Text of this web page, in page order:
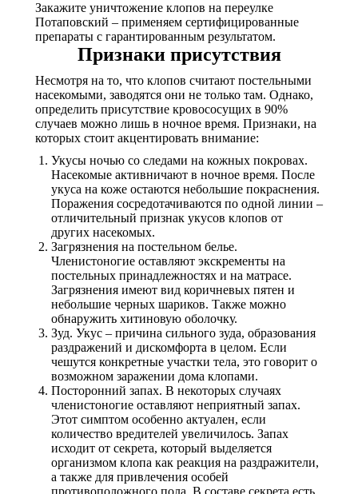
Закажите уничтожение клопов на переулке
Потаповский – применяем сертифицированные
препараты с гарантированным результатом.
Признаки присутствия
Несмотря на то, что клопов считают постельными
насекомыми, заводятся они не только там. Однако,
определить присутствие кровососущих в 90%
случаев можно лишь в ночное время. Признаки, на
которых стоит акцентировать внимание:
Укусы ночью со следами на кожных покровах.
Насекомые активничают в ночное время. После
укуса на коже остаются небольшие покраснения.
Поражения сосредотачиваются по одной линии –
отличительный признак укусов клопов от
других насекомых.
Загрязнения на постельном белье.
Членистоногие оставляют экскременты на
постельных принадлежностях и на матрасе.
Загрязнения имеют вид коричневых пятен и
небольшие черных шариков. Также можно
обнаружить хитиновую оболочку.
Зуд. Укус – причина сильного зуда, образования
раздражений и дискомфорта в целом. Если
чешутся конкретные участки тела, это говорит о
возможном заражении дома клопами.
Посторонний запах. В некоторых случаях
членистоногие оставляют неприятный запах.
Этот симптом особенно актуален, если
количество вредителей увеличилось. Запах
исходит от секрета, который выделяется
организмом клопа как реакция на раздражители,
а также для привлечения особей
противоположного пола. В составе секрета есть